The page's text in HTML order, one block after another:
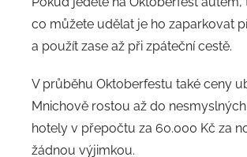
co můžete udělat je ho zaparkovat
a použít zase až při zpáteční cestě.
V průběhu Oktoberfestu také ceny
Mnichově rostou až do
hotely v přepočtu za 60.000 Kč za
žádnou výjimkou.